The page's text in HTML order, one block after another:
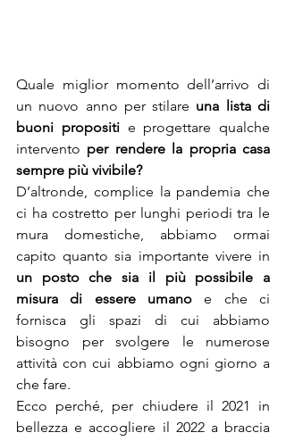
Quale miglior momento dell’arrivo di
un nuovo anno per stilare una lista di
buoni propositi e progettare qualche
intervento per rendere la propria casa
sempre più vivibile?
D’altronde, complice la pandemia che
ci ha costretto per lunghi periodi tra le
mura domestiche, abbiamo ormai
un posto che sia il più possibile a
misura di essere umano e che ci
fornisca gli spazi di cui abbiamo
bisogno per svolgere le numerose
attività con cui abbiamo ogni giorno a
che fare.
Ecco perché, per chiudere il 2021 in
bellezza e accogliere il 2022 a braccia